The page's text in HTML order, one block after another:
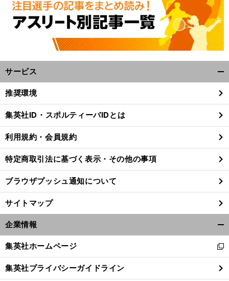
へ
サービス
閉
る
推奨環境
集英社ID・スポルティーバIDとは
利用規約・会員規約
特定商取引法に基づく表示・その他の事項
ブラウザプッシュ通知について
サイトマップ
企業情報
閉
る
集英社ホームページ
新
し
い
集英社プライバシーガイドライン